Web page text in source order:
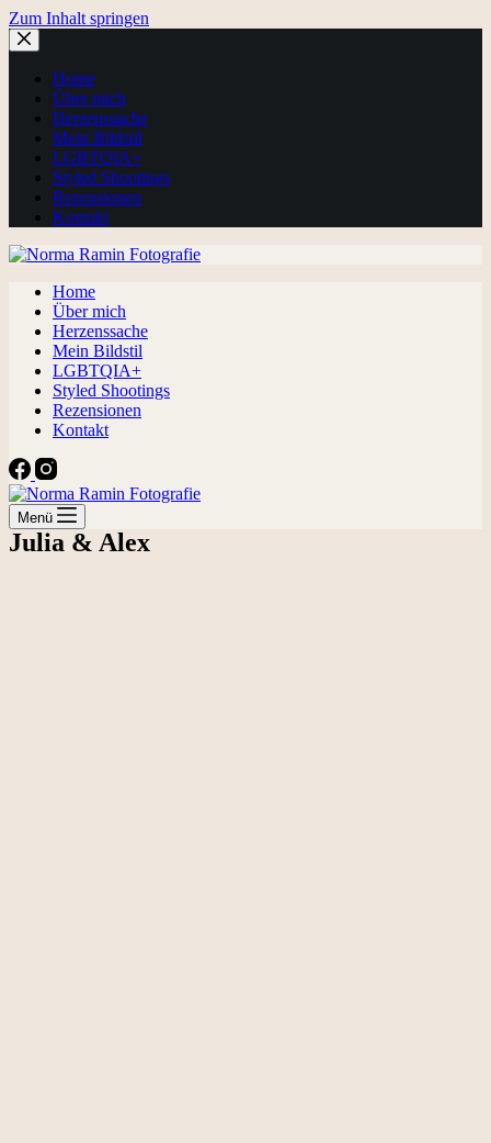
Zum Inhalt springen
Home
Über mich
Herzenssache
Mein Bildstil
LGBTQIA+
Styled Shootings
Rezensionen
Kontakt
Home
Über mich
Herzenssache
Mein Bildstil
LGBTQIA+
Styled Shootings
Rezensionen
Kontakt
Menü
Julia & Alex